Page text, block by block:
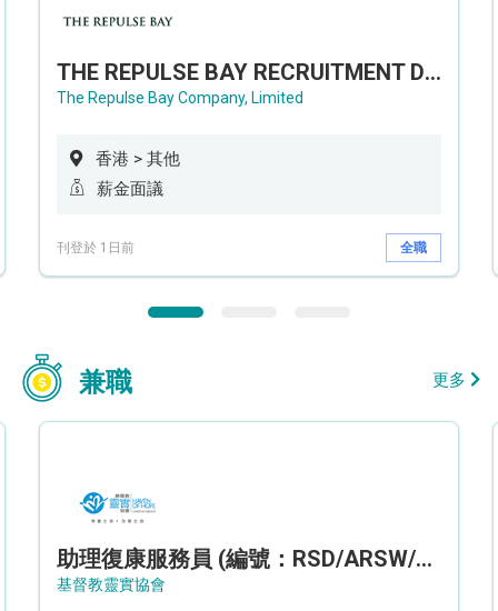
THE REPULSE BAY RECRUITMENT DAY 淺水灣影灣園人才招聘會
The Repulse Bay Company, Limited
香港 > 其他
薪金面議
刊登於 1日前 全職
兼職 更多
助理復康服務員 (編號：RSD/ARSW/CTE)
基督教靈實協會